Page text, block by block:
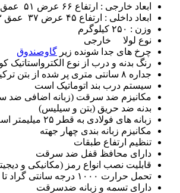
ابعاد خارجی : ارتفاع ۶۶ عرض ۵۱ عمق ۵۵
ابعاد داخلی : ارتفاع ۴۵ عرض ۳۷ عمق ۳۳
وزن : ۲۵۰ کیلوگرم
نوع لولا خارجی
چرخ های جدا شونده زیر گاوصندوق
رنگ بدنه و درب از نوع الکترواستاتیک
جداره ۸ سانتی متری پر شده از بتن ترکیب شده با سیلیس
سیستم درب بند اتوماتیک است
مکانیزم ضد سرقت (زبانه اضافی ضد
بدنه ضد حریق (بتن و سیلیس)
زبانه های فولادی به قطر ۲۵ میلیمتر است
مکانیزم زبانه بندی چهار جهته
تنظیم ارتفاع طبقات
دارای محافظ قفل ضد سرقت
قابلیت نصب انواع رمز (مکانیکی و
تحمل حرارت ۱۰۰۰ درجه سانتی گراد تا یک ساعت داراست
دارای تسمه و زبانه ضدسرقت